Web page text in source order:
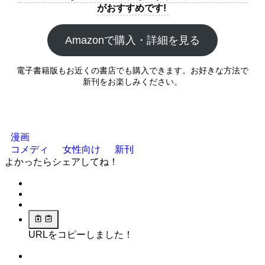
がおすすめです!
Amazonで購入・詳細を見る
電子書籍版もお近くの書店でも購入できます。お好きな方法で
新刊をお楽しみください。
漫画
コメディ
女性向け
新刊
よかったらシェアしてね！
URLをコピーしました！